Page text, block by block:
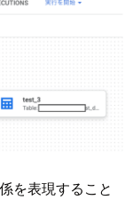
を表現すること